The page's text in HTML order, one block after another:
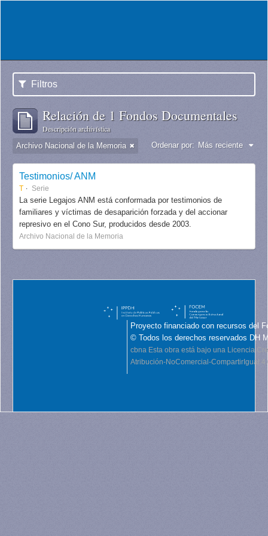
Filtros
Relación de 1 Fondos Documentales
Descripción archivística
Archivo Nacional de la Memoria Ordenar por: Más reciente
Testimonios/ ANM
T Serie
La serie Legajos ANM está conformada por testimonios de
familiares y víctimas de desaparición forzada y del accionar
represivo en el Cono Sur, producidos desde 2003.
Archivo Nacional de la Memoria
Proyecto financiado con recursos del
© Todos los derechos reservados DH
cbna Esta obra está bajo una Licencia
Atribución-NoComercial-CompartirIgual